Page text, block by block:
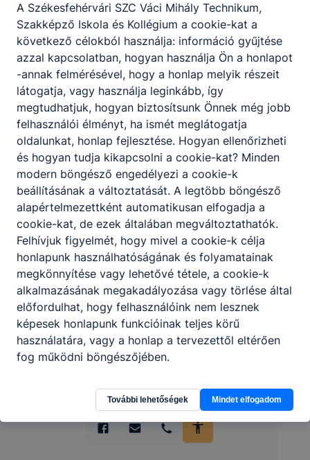
Jelentkezés az állásra
Megosztás
Partnereink
A Székesfehérvári SZC Váci Mihály Technikum,
Szakképző Iskola és Kollégium a cookie-kat a
következő célokból használja: információ gyűjtése
azzal kapcsolatban, hogyan használja Ön a honlapot
-annak felmérésével, hogy a honlap melyik részeit
látogatja, vagy használja leginkább, így
megtudhatjuk, hogyan biztosítsunk Önnek még jobb
felhasználói élményt, ha ismét meglátogatja
oldalunkat, honlap fejlesztése. Hogyan ellenőrizheti
és hogyan tudja kikapcsolni a cookie-kat? Minden
modern böngésző engedélyezi a cookie-k
beállításának a változtatását. A legtöbb böngésző
alapértelmezettként automatikusan elfogadja a
cookie-kat, de ezek általában megváltoztathatók.
Felhívjuk figyelmét, hogy mivel a cookie-k célja
honlapunk használhatóságának és folyamatainak
megkönnyítése vagy lehetővé tétele, a cookie-k
alkalmazásának megakadályozása vagy törlése által
előfordulhat, hogy felhasználóink nem lesznek
képesek honlapunk funkcióinak teljes körű
használatára, vagy a honlap a tervezettől eltérően
fog működni böngészőjében.
További lehetőségek Mindet elfogadom